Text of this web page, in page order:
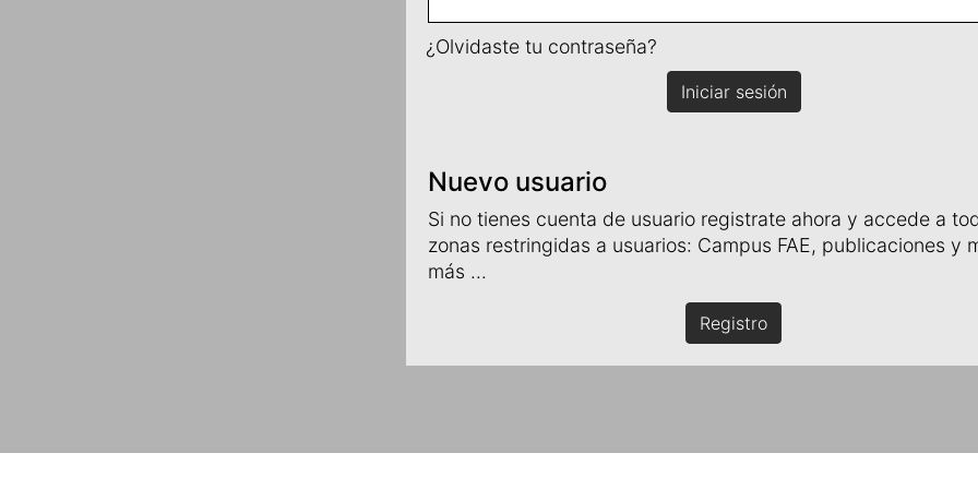
¿Olvidaste tu contraseña?
Iniciar sesión
Nuevo usuario
Si no tienes cuenta de usuario registrate ahora y accede a
zonas restringidas a usuarios: Campus FAE, publicaciones y
más ...
Registro